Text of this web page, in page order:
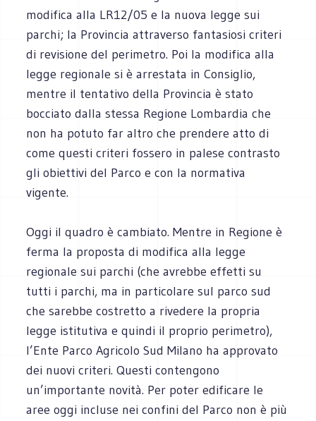
modifica alla LR12/05 e la nuova legge sui
parchi; la Provincia attraverso fantasiosi criteri
di revisione del perimetro. Poi la modifica alla
legge regionale si è arrestata in Consiglio,
mentre il tentativo della Provincia è stato
bocciato dalla stessa Regione Lombardia che
non ha potuto far altro che prendere atto di
come questi criteri fossero in palese contrasto
gli obiettivi del Parco e con la normativa
vigente.
Oggi il quadro è cambiato. Mentre in Regione è
ferma la proposta di modifica alla legge
regionale sui parchi (che avrebbe effetti su
tutti i parchi, ma in particolare sul parco sud
che sarebbe costretto a rivedere la propria
legge istitutiva e quindi il proprio perimetro),
l’Ente Parco Agricolo Sud Milano ha approvato
dei nuovi criteri. Questi contengono
un’importante novità. Per poter edificare le
aree oggi incluse nei confini del Parco non è più